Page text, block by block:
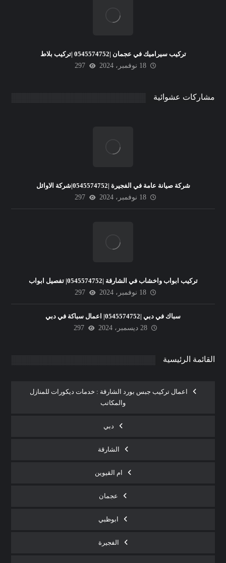
تركيب سيراميك في عجمان |0545574752 |تركيب بلاط
18 نوفمبر، 2024
297
مشاركات عشوائية
شركة صيانة عامة في الفجيرة |0545574752|شركة الاوائل
18 نوفمبر، 2024
297
تركيب ابواب واخشاب في الشارقة |0545574752| تفصيل ابواب
18 نوفمبر، 2024
297
سباك في دبي |0545574752| اعمال سباكة في دبي
28 ديسمبر، 2024
297
القائمة الرئيسية
اعمال تركيب جبس بورد الشارقة : خدمات ديكورات للمنازل
والمكاتب
دبي
الشارقة
ام القيوين
عجمان
ابوظبي
الفجيرة